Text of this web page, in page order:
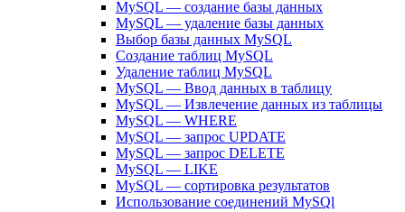
MySQL — создание базы данных
MySQL — удаление базы данных
Выбор базы данных MySQL
Создание таблиц MySQL
Удаление таблиц MySQL
MySQL — Ввод данных в таблицу
MySQL — Извлечение данных из таблицы
MySQL — WHERE
MySQL — запрос UPDATE
MySQL — запрос DELETE
MySQL — LIKE
MySQL — сортировка результатов
Использование соединений MySQl